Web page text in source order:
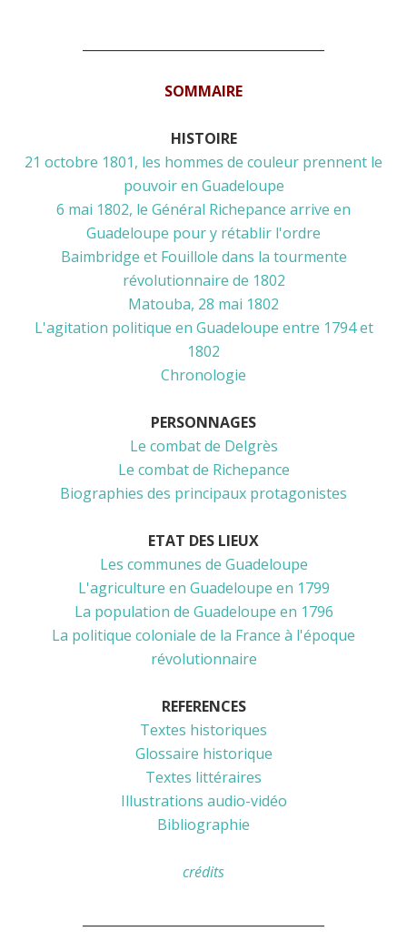
SOMMAIRE
HISTOIRE
21 octobre 1801, les hommes de couleur prennent le
pouvoir en Guadeloupe
6 mai 1802, le Général Richepance arrive en
Guadeloupe pour y rétablir l'ordre
Baimbridge et Fouillole dans la tourmente
révolutionnaire de 1802
Matouba, 28 mai 1802
L'agitation politique en Guadeloupe entre 1794 et
1802
Chronologie
PERSONNAGES
Le combat de Delgrès
Le combat de Richepance
Biographies des principaux protagonistes
ETAT DES LIEUX
Les communes de Guadeloupe
L'agriculture en Guadeloupe en 1799
La population de Guadeloupe en 1796
La politique coloniale de la France à l'époque
révolutionnaire
REFERENCES
Textes historiques
Glossaire historique
Textes littéraires
Illustrations audio-vidéo
Bibliographie
crédits